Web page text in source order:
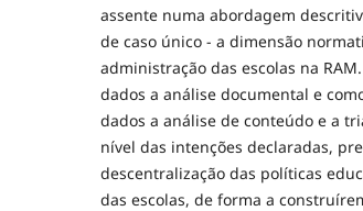
assente numa abordagem
de caso único - a dimensão
administração das escolas na
dados a análise documental e
dados a análise de conteúdo e a
nível das intenções declaradas,
descentralização das políticas
das escolas, de forma a